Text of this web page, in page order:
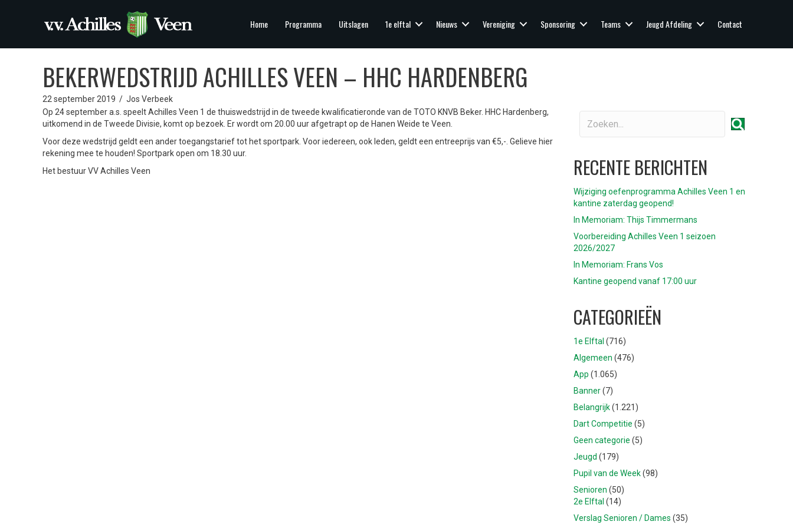
Home Programma Uitslagen 1e elftal Nieuws Vereniging Sponsoring Teams Jeugd Afdeling Contact
BEKERWEDSTRIJD ACHILLES VEEN – HHC HARDENBERG
22 september 2019 / Jos Verbeek
Op 24 september a.s. speelt Achilles Veen 1 de thuiswedstrijd in de tweede kwalificatieronde van de TOTO KNVB Beker. HHC Hardenberg,
uitkomend in de Tweede Divisie, komt op bezoek. Er wordt om 20.00 uur afgetrapt op de Hanen Weide te Veen.
Voor deze wedstrijd geldt een ander toegangstarief tot het sportpark. Voor iedereen, ook leden, geldt een entreeprijs van €5,-. Gelieve hier
rekening mee te houden! Sportpark open om 18.30 uur.
Het bestuur VV Achilles Veen
RECENTE BERICHTEN
Wijziging oefenprogramma Achilles Veen 1 en
kantine zaterdag geopend!
In Memoriam: Thijs Timmermans
Voorbereiding Achilles Veen 1 seizoen
2026/2027
In Memoriam: Frans Vos
Kantine geopend vanaf 17:00 uur
CATEGORIEËN
1e Elftal (716)
Algemeen (476)
App (1.065)
Banner(7)
Belangrijk(1.221)
Dart Competitie (5)
Geen categorie (5)
Jeugd (179)
Pupil van de Week(98)
Senioren (50)
2e Elftal (14)
Verslag Senioren / Dames (35)